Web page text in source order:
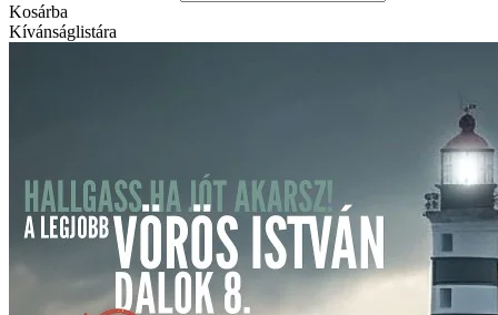
Kosárba
Kívánságlistára